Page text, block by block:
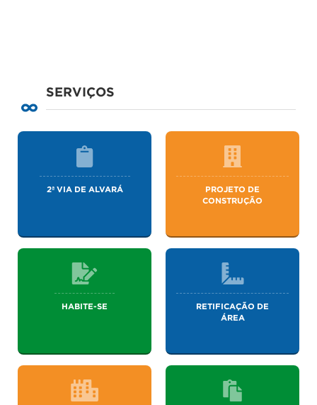
SERVIÇOS
2ª VIA DE ALVARÁ
PROJETO DE
CONSTRUÇÃO
HABITE-SE
RETIFICAÇÃO DE
ÁREA